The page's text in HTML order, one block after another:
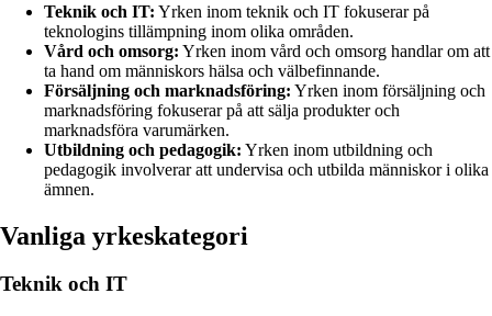
Teknik och IT: Yrken inom teknik och IT fokuserar på
teknologins tillämpning inom olika områden.
Vård och omsorg: Yrken inom vård och omsorg handlar om att
ta hand om människors hälsa och välbefinnande.
Försäljning och marknadsföring: Yrken inom försäljning och
marknadsföring fokuserar på att sälja produkter och
marknadsföra varumärken.
Utbildning och pedagogik: Yrken inom utbildning och
pedagogik involverar att undervisa och utbilda människor i olika
ämnen.
Vanliga yrkeskategori
Teknik och IT